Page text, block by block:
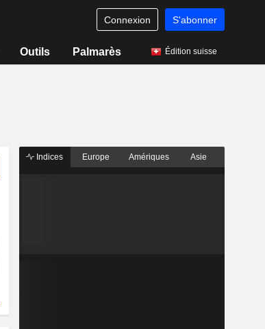
Connexion S'abonner
Outils Palmarès Édition suisse
Indices Europe Amériques Asie